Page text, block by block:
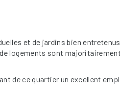
et de jardins bien
logements sont
de ce quartier un excellent